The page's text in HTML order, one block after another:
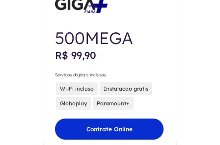
500MEGA
R$ 99,90
Serviços digitais inclusos
Wi-Fi incluso Instalacao gratis
Globoplay Paramount+
Contrate Online